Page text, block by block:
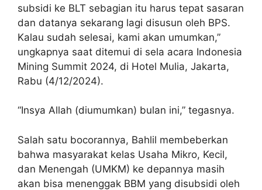
subsidi ke BLT sebagian itu harus tepat sasaran
dan datanya sekarang lagi disusun oleh BPS.
Kalau sudah selesai, kami akan umumkan,”
ungkapnya saat ditemui di sela acara Indonesia
Mining Summit 2024, di Hotel Mulia, Jakarta,
Rabu (4/12/2024).
“Insya Allah (diumumkan) bulan ini,” tegasnya.
Salah satu bocorannya, Bahlil membeberkan
bahwa masyarakat kelas Usaha Mikro, Kecil,
dan Menengah (UMKM) ke depannya masih
akan bisa menenggak BBM yang disubsidi oleh